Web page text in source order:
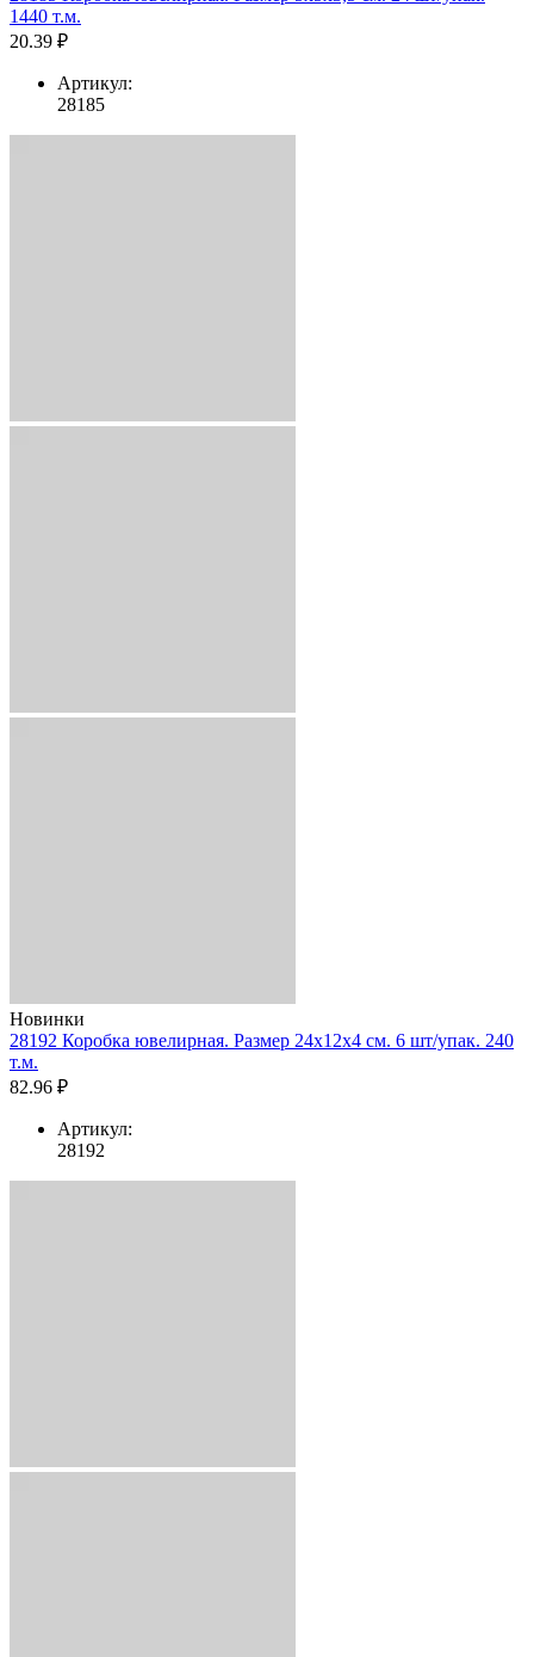
1440 т.м.
20.39 ₽
Артикул:
28185
Новинки
28192 Коробка ювелирная. Размер 24x12x4 см. 6 шт/упак. 240
т.м.
82.96 ₽
Артикул:
28192